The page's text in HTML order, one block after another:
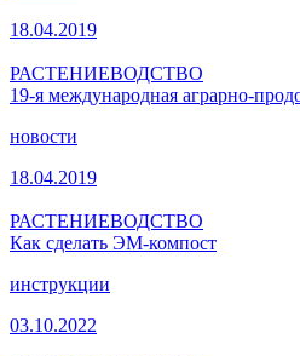
18.04.2019
РАСТЕНИЕВОДСТВО
19-я международная аграрно-
новости
18.04.2019
РАСТЕНИЕВОДСТВО
Как сделать ЭМ-компост
инструкции
03.10.2022